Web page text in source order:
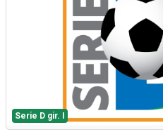
Serie D gir. I